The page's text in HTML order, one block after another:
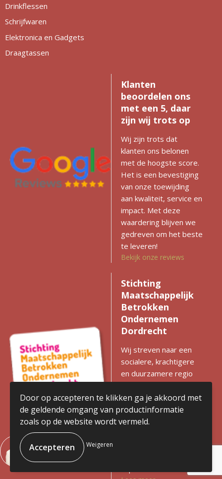
Drinkflessen
Schrijfwaren
Elektronica en Gadgets
Draagtassen
Klanten
beoordelen ons
met een 5, daar
zijn wij trots op
Wij zijn trots dat
klanten ons belonen
met de hoogste score.
Het is een bevestiging
van onze toewijding
aan kwaliteit, service en
impact. Met deze
waardering blijven we
gedreven om het beste
te leveren!
Bekijk onze reviews
Stichting
Maatschappelijk
Betrokken
Ondernemen
Dordrecht
Wij streven naar een
socialere, krachtigere
en duurzamere regio
met gelijke kansen voor
iedereen. Zien we
kansen voor
verbetering? Dan
Door op accepteren te klikken ga je akkoord met
de geldende omgang van productinformatie
zoals op de website wordt vermeld.
Weigeren